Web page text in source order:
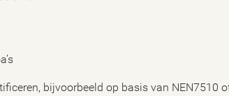
bijvoorbeeld op basis van NEN7510